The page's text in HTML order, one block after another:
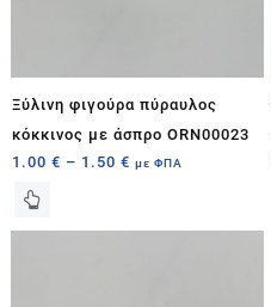
Ξύλινη φιγούρα πύραυλος
κόκκινος με άσπρο ORN00023
1.00 € – 1.50 € με ΦΠΑ